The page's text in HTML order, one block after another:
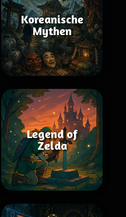
Koreanische
Mythen
Legend of
Zelda